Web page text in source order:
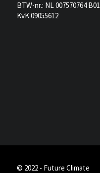
BTW-nr.: NL 007570764 B01
KvK 09055612
© 2022 - Future Climate